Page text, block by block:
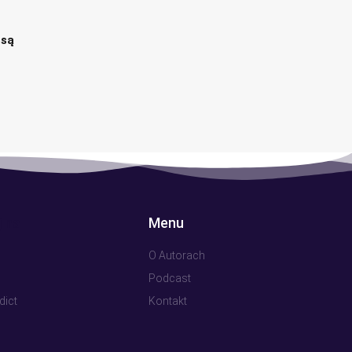
Menu
O Autorach
Podcast
Kontakt